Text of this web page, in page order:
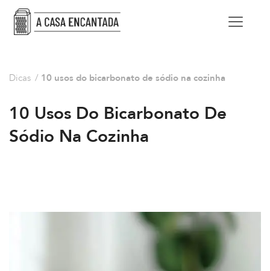
Dicas / 10 usos do bicarbonato de sódio na cozinha
10 Usos Do Bicarbonato De
Sódio Na Cozinha